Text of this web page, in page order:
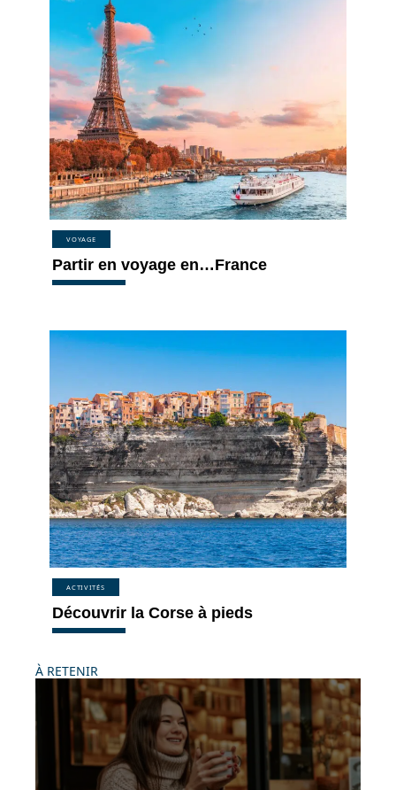
VOYAGE
Partir en voyage en…France
ACTIVITÉS
Découvrir la Corse à pieds
À RETENIR